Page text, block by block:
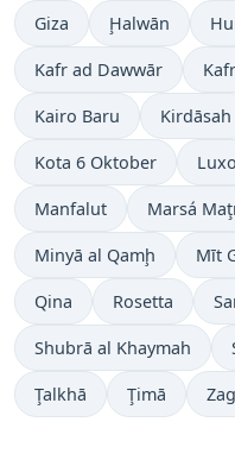
Giza Ḩalwān
Kafr ad Dawwār
Kairo Baru Kirdāsah
Kota 6 Oktober
Manfalut Marsá
Minyā al Qamḩ Mīt
Qina Rosetta
Shubrā al Khaymah
Ţalkhā Ţimā